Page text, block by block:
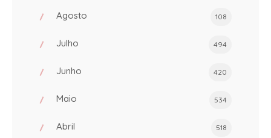
Agosto 108
Julho 494
Junho 420
Maio 534
Abril 518